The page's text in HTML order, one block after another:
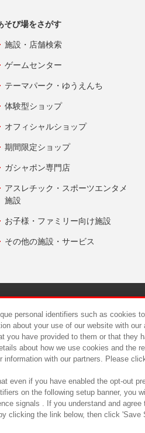
そび場をさがす
施設・店舗検索
ゲームセンター
テーマパーク・ゆうえんち
体験型ショップ
オフィシャルショップ
期間限定ショップ
ガシャポン専門店
アスレチック・スポーツエンタメ
施設
お子様・ファミリー向け施設
その他の施設・サービス
personal identifiers such as cookies
about your use of our website with
you have provided to them or that
about how we use cookies and the
information with our partners. Please
even if you have enabled the opt-out
on the following setup banner, you
signals . If you understand and
clicking the link below, then click 'Save